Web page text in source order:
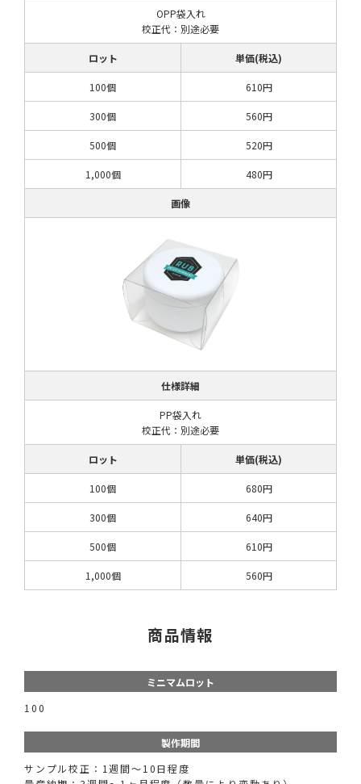
OPP袋入れ
校正代：別途必要
ロット 単価(税込)
100個 610円
300個 560円
500個 520円
1,000個 480円
画像
仕様詳細
PP袋入れ
校正代：別途必要
ロット 単価(税込)
100個 680円
300個 640円
500個 610円
1,000個 560円
商品情報
ミニマムロット
100
製作期間
サンプル校正：1週間〜10日程度